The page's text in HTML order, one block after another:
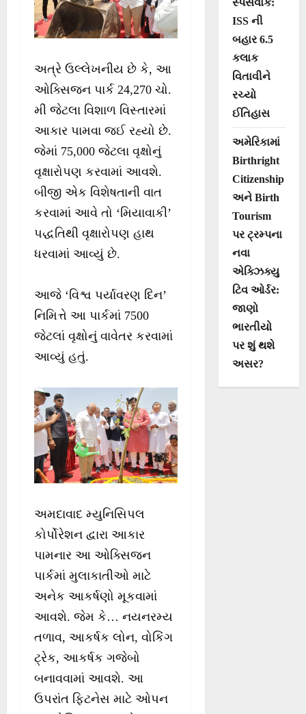
અત્રે ઉલ્લેખનીય છે કે, આ
ઓક્સિજન પાર્ક 24,270 ચો.
મી જેટલા વિશાળ વિસ્તારમાં
આકાર પામવા જઈ રહ્યો છે.
જેમાં 75,000 જેટલા વૃક્ષોનું
વૃક્ષારોપણ કરવામાં આવશે.
બીજી એક વિશેષતાની વાત
કરવામાં આવે તો ‘મિયાવાકી’
પદ્ધતિથી વૃક્ષારોપણ હાથ
ધરવામાં આવ્યું છે.
આજે ‘વિશ્વ પર્યાવરણ દિન’
નિમિત્તે આ પાર્કમાં 7500
જેટલાં વૃક્ષોનું વાવેતર કરવામાં
આવ્યું હતું.
અમદાવાદ મ્યુનિસિપલ
કોર્પોરેશન દ્વારા આકાર
પામનાર આ ઓક્સિજન
પાર્કમાં મુલાકાતીઓ માટે
અનેક આકર્ષણો મૂકવામાં
આવશે. જેમ કે… નયનરમ્ય
તળાવ, આકર્ષક લોન, વોકિંગ
ટ્રેક, આકર્ષક ગજેબો
બનાવવામાં આવશે. આ
ઉપરાંત ફિટનેસ માટે ઓપન
ISS ની
બહાર 6.5
કલાક
વિતાવીને
રચ્યો
ઈતિહાસ
અમેરિકામાં
Birthright
Citizenship
અને Birth
Tourism
પર ટ્રમ્પના
નવા
એક્ઝિક્યુ
ટિવ ઓર્ડર:
જાણો
ભારતીયો
પર શું થશે
અસર?